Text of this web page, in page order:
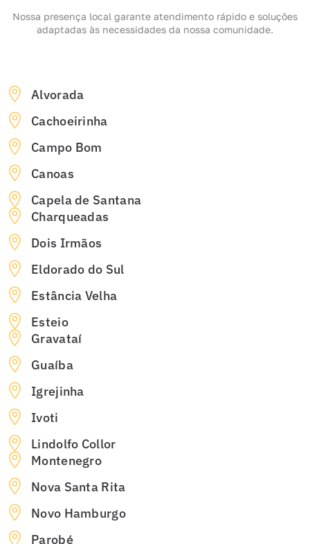
Nossa presença local garante atendimento rápido e soluções
adaptadas às necessidades da nossa comunidade.
Alvorada
Cachoeirinha
Campo Bom
Canoas
Capela de Santana
Charqueadas
Dois Irmãos
Eldorado do Sul
Estância Velha
Esteio
Gravataí
Guaíba
Igrejinha
Ivoti
Lindolfo Collor
Montenegro
Nova Santa Rita
Novo Hamburgo
Parobé